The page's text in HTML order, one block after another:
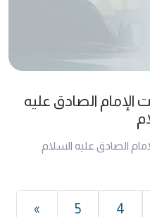
الصادق عليه
الصادق عليه السلام
4
5
»